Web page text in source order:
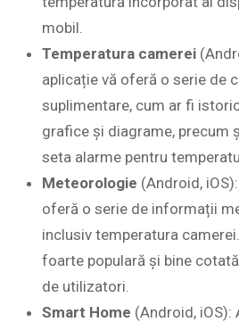
mobil.
Temperatura camerei
aplicație vă oferă o serie de
suplimentare, cum ar fi
grafice și diagrame, precum
seta alarme pentru
Meteorologie (Android,
oferă o serie de informații
inclusiv temperatura
foarte populară și bine
de utilizatori.
Smart Home (Android, iOS):